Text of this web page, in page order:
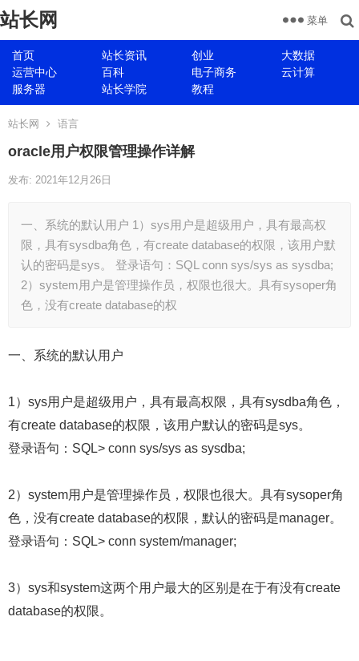
站长网
首页 站长资讯 创业
大数据
运营中心
百科 电子商务
云计算
服务器
站长学院 教程
菜单
站长网 语言
oracle用户权限管理操作详解
发布: 2021年12月26日
一、系统的默认用户 1）sys用户是超级用户，具有最高权
限，具有sysdba角色，有create database的权限，该用户默
认的密码是sys。 登录语句：SQL conn sys/sys as sysdba;
2）system用户是管理操作员，权限也很大。具有sysoper角
色，没有create database的权
一、系统的默认用户
1）sys用户是超级用户，具有最高权限，具有sysdba角色，
有create database的权限，该用户默认的密码是sys。
登录语句：SQL> conn sys/sys as sysdba;
2）system用户是管理操作员，权限也很大。具有sysoper角
色，没有create database的权限，默认的密码是manager。
登录语句：SQL> conn system/manager;
3）sys和system这两个用户最大的区别是在于有没有create
database的权限。